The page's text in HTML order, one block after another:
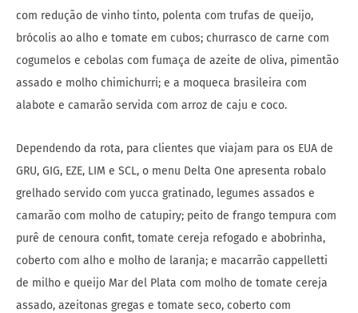
com redução de vinho tinto, polenta com trufas de queijo,
brócolis ao alho e tomate em cubos; churrasco de carne com
cogumelos e cebolas com fumaça de azeite de oliva, pimentão
assado e molho chimichurri; e a moqueca brasileira com
alabote e camarão servida com arroz de caju e coco.
Dependendo da rota, para clientes que viajam para os EUA de
GRU, GIG, EZE, LIM e SCL, o menu Delta One apresenta robalo
grelhado servido com yucca gratinado, legumes assados ​​e
camarão com molho de catupiry; peito de frango tempura com
purê de cenoura confit, tomate cereja refogado e abobrinha,
coberto com alho e molho de laranja; e macarrão cappelletti
de milho e queijo Mar del Plata com molho de tomate cereja
assado, azeitonas gregas e tomate seco, coberto com